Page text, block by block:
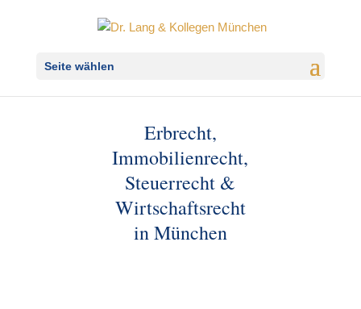
Seite wählen
Erbrecht,
Immobilienrecht,
Steuerrecht &
Wirtschaftsrecht
in München